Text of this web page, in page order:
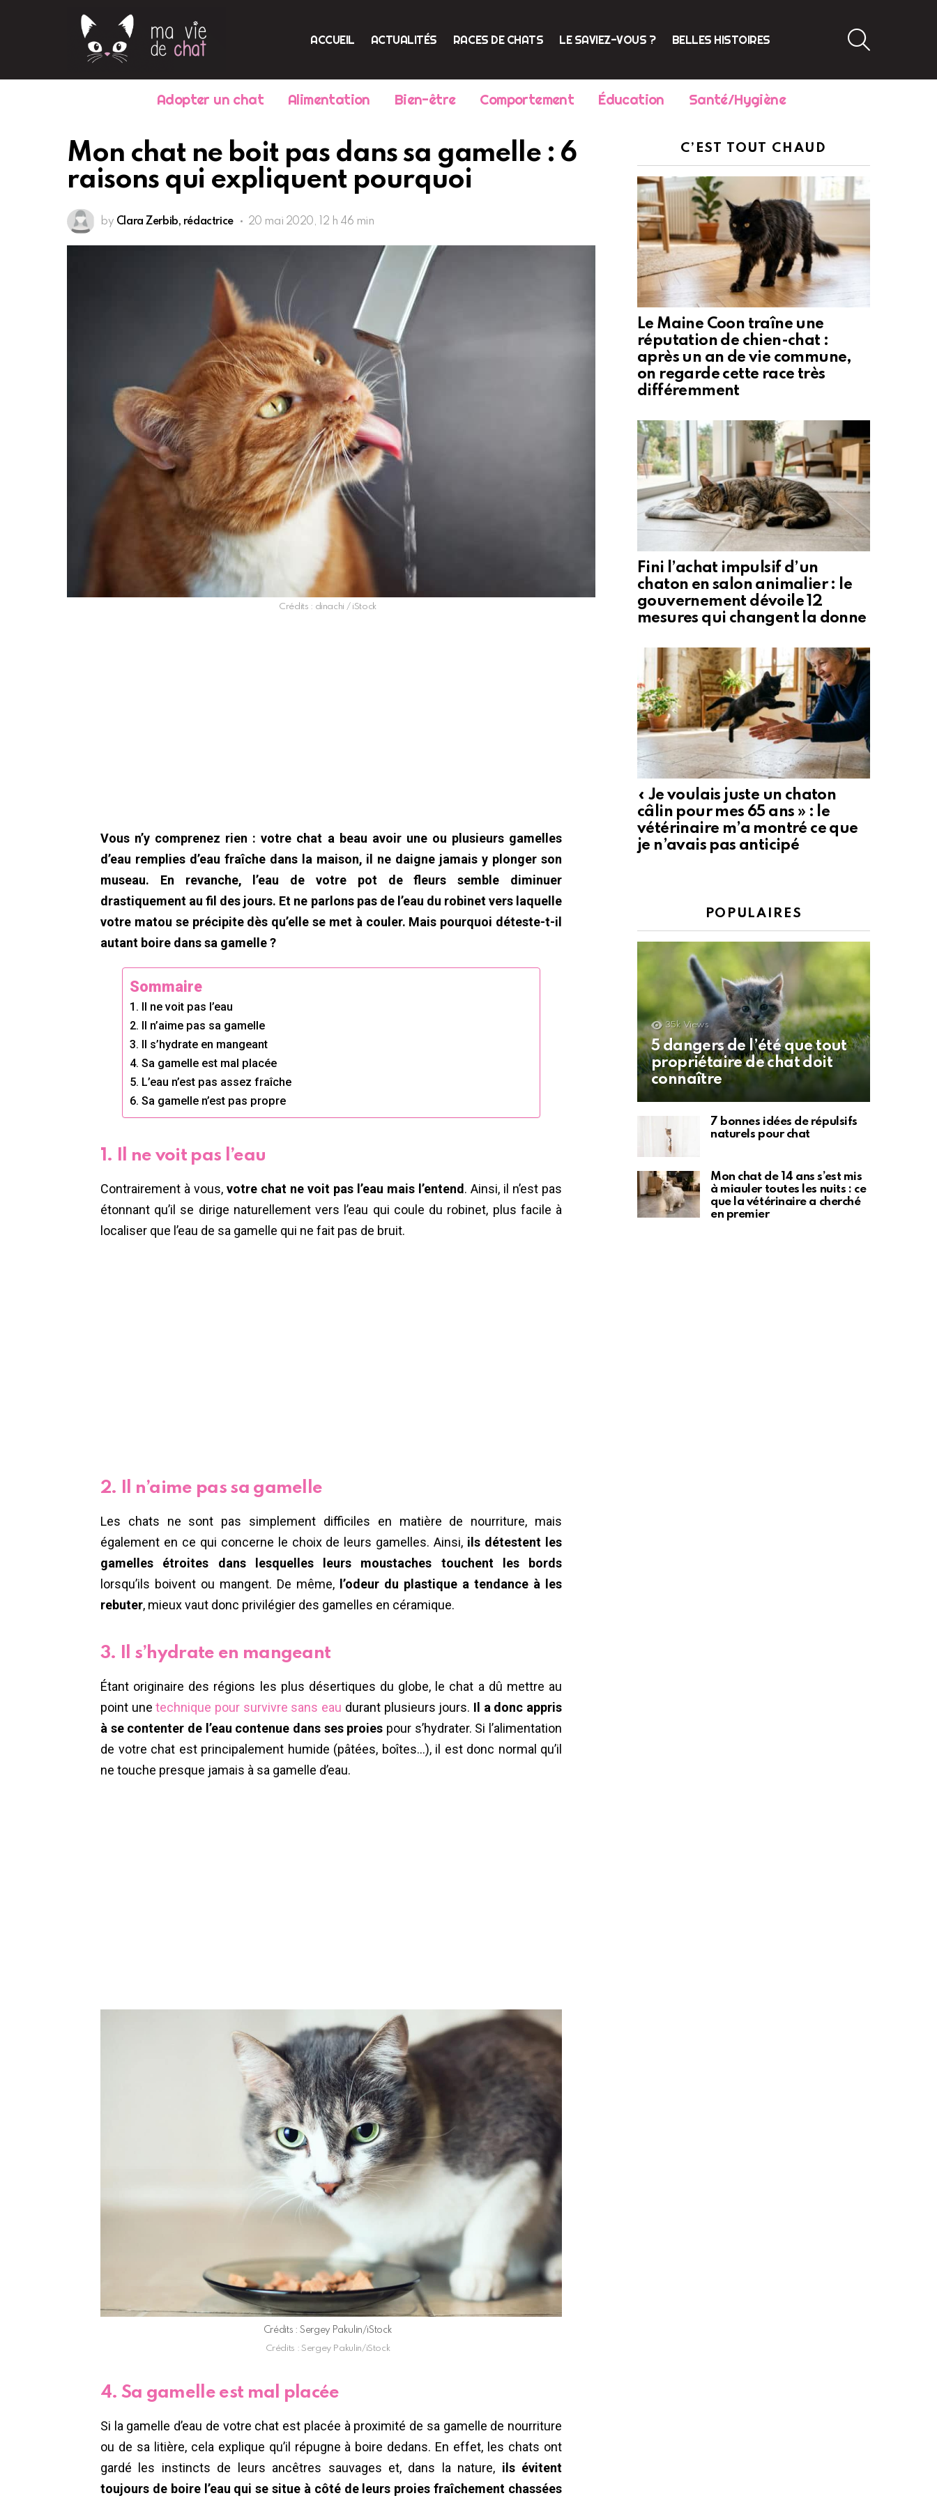
ACCUEIL ACTUALITÉS RACES DE CHATS LE SAVIEZ-VOUS ? BELLES HISTOIRES
Adopter un chat Alimentation Bien-être Comportement Éducation Santé/Hygiène
Mon chat ne boit pas dans sa gamelle : 6
raisons qui expliquent pourquoi
by Clara Zerbib, rédactrice 20 mai 2020, 12 h 46 min
Crédits : dinachi / iStock
Vous n’y comprenez rien : votre chat a beau avoir une ou plusieurs gamelles
d’eau remplies d’eau fraîche dans la maison, il ne daigne jamais y plonger son
museau. En revanche, l’eau de votre pot de fleurs semble diminuer
drastiquement au fil des jours. Et ne parlons pas de l’eau du robinet vers laquelle
votre matou se précipite dès qu’elle se met à couler. Mais pourquoi déteste-t-il
autant boire dans sa gamelle ?
Sommaire
1. Il ne voit pas l’eau
2. Il n’aime pas sa gamelle
3. Il s’hydrate en mangeant
4. Sa gamelle est mal placée
5. L’eau n’est pas assez fraîche
6. Sa gamelle n’est pas propre
1. Il ne voit pas l’eau
Contrairement à vous, votre chat ne voit pas l’eau mais l’entend. Ainsi, il n’est pas
étonnant qu’il se dirige naturellement vers l’eau qui coule du robinet, plus facile à
localiser que l’eau de sa gamelle qui ne fait pas de bruit.
2. Il n’aime pas sa gamelle
Les chats ne sont pas simplement difficiles en matière de nourriture, mais
également en ce qui concerne le choix de leurs gamelles. Ainsi, ils détestent les
gamelles étroites dans lesquelles leurs moustaches touchent les bords
lorsqu’ils boivent ou mangent. De même, l’odeur du plastique a tendance à les
rebuter, mieux vaut donc privilégier des gamelles en céramique.
3. Il s’hydrate en mangeant
Étant originaire des régions les plus désertiques du globe, le chat a dû mettre au
point unetechnique pour survivre sans eau durant plusieurs jours. Il a donc appris
à se contenter de l’eau contenue dans ses proies pour s’hydrater. Si l’alimentation
de votre chat est principalement humide (pâtées, boîtes…), il est donc normal qu’il
ne touche presque jamais à sa gamelle d’eau.
Crédits : Sergey Pakulin/iStock
Crédits : Sergey Pakulin/iStock
4. Sa gamelle est mal placée
Si la gamelle d’eau de votre chat est placée à proximité de sa gamelle de nourriture
ou de sa litière, cela explique qu’il répugne à boire dedans. En effet, les chats ont
gardé les instincts de leurs ancêtres sauvages et, dans la nature, ils évitent
toujours de boire l’eau qui se situe à côté de leurs proies fraîchement chassées
C’EST TOUT CHAUD
Le Maine Coon traîne une
réputation de chien-chat :
après un an de vie commune,
on regarde cette race très
différemment
Fini l’achat impulsif d’un
chaton en salon animalier : le
gouvernement dévoile 12
mesures qui changent la donne
« Je voulais juste un chaton
câlin pour mes 65 ans » : le
vétérinaire m’a montré ce que
je n’avais pas anticipé
POPULAIRES
35k Views
5 dangers de l’été que tout
propriétaire de chat doit
connaître
7 bonnes idées de répulsifs
naturels pour chat
Mon chat de 14 ans s’est mis
à miauler toutes les nuits : ce
que la vétérinaire a cherché
en premier